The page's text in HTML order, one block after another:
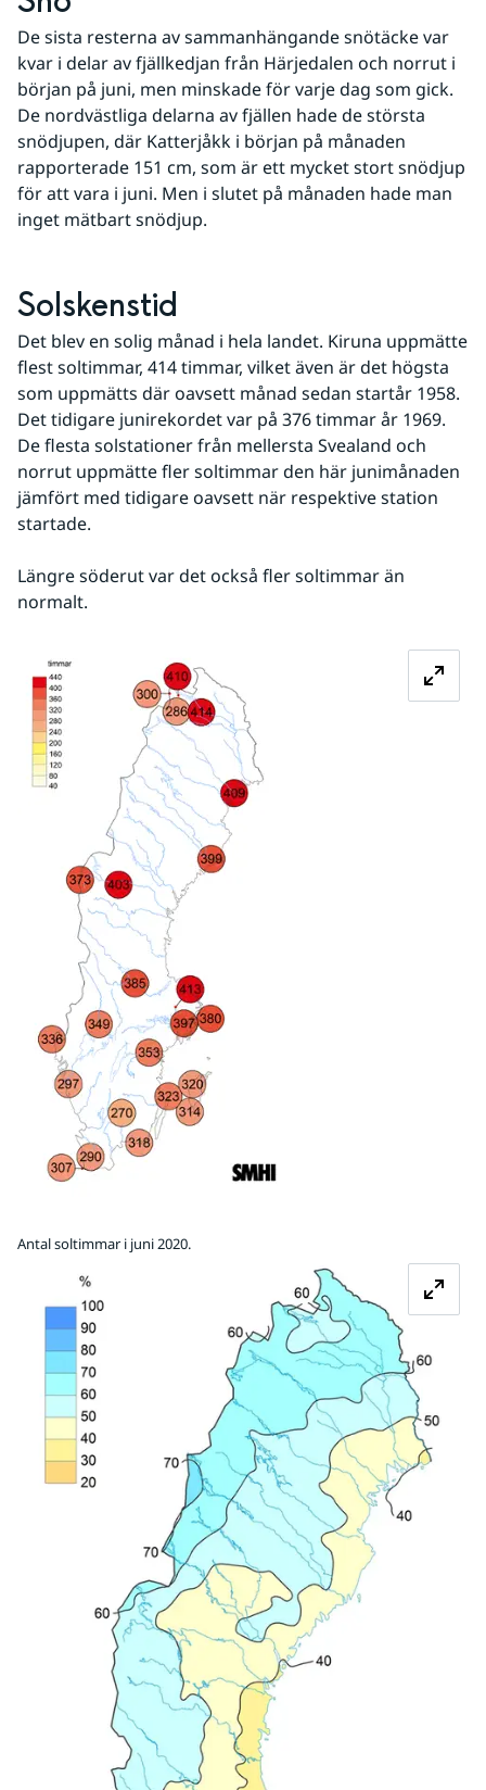
De sista resterna av sammanhängande snötäcke var
kvar i delar av fjällkedjan från Härjedalen och norrut i
början på juni, men minskade för varje dag som gick.
De nordvästliga delarna av fjällen hade de största
snödjupen, där Katterjåkk i början på månaden
rapporterade 151 cm, som är ett mycket stort snödjup
för att vara i juni. Men i slutet på månaden hade man
inget mätbart snödjup.
Solskenstid
Det blev en solig månad i hela landet. Kiruna uppmätte
flest soltimmar, 414 timmar, vilket även är det högsta
som uppmätts där oavsett månad sedan startår 1958.
Det tidigare junirekordet var på 376 timmar år 1969.
De flesta solstationer från mellersta Svealand och
norrut uppmätte fler soltimmar den här junimånaden
jämfört med tidigare oavsett när respektive station
startade.
Längre söderut var det också fler soltimmar än
normalt.
Antal soltimmar i juni 2020.